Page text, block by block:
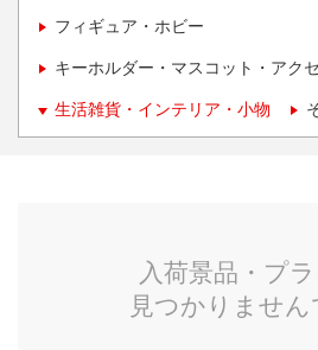
フィギュア・ホビー
キーホルダー・マスコット・アク
生活雑貨・インテリア・小物